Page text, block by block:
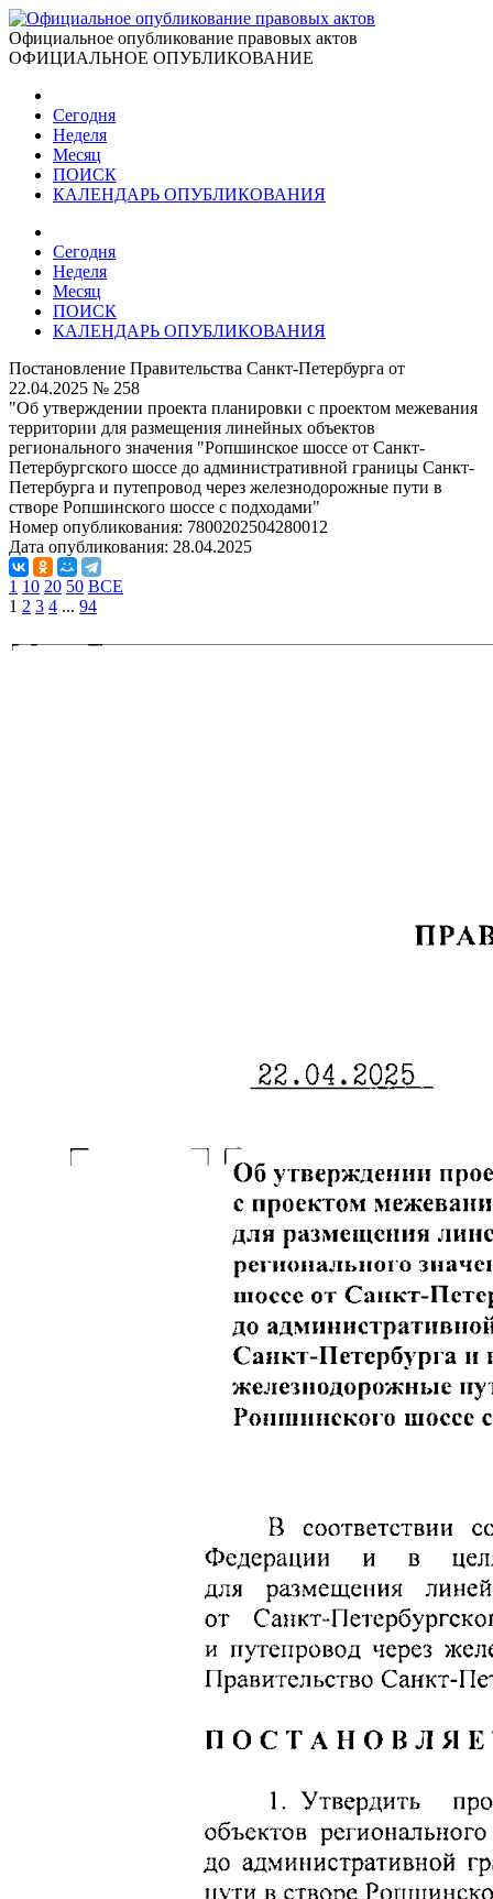
Официальное опубликование правовых актов
ОФИЦИАЛЬНОЕ ОПУБЛИКОВАНИЕ
Сегодня
Неделя
Месяц
ПОИСК
КАЛЕНДАРЬ ОПУБЛИКОВАНИЯ
Сегодня
Неделя
Месяц
ПОИСК
КАЛЕНДАРЬ ОПУБЛИКОВАНИЯ
Постановление Правительства Санкт-Петербурга от
22.04.2025 № 258
"Об утверждении проекта планировки с проектом межевания
территории для размещения линейных объектов
регионального значения "Ропшинское шоссе от Санкт-
Петербургского шоссе до административной границы Санкт-
Петербурга и путепровод через железнодорожные пути в
створе Ропшинского шоссе с подходами"
Номер опубликования: 7800202504280012
Дата опубликования: 28.04.2025
1 10 20 50 ВСЕ
1 2 3 4 ... 94